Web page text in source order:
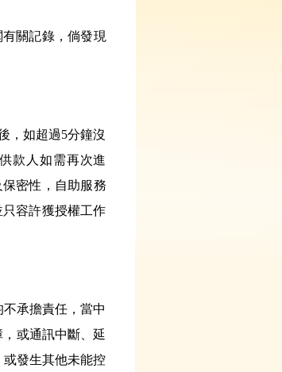
關記錄，倘發現
，如超過5分鐘沒
款人如需再次進
密性，自助服務
容許獲授權工作
承擔責任，當中
或通訊中斷、延
發生其他未能控